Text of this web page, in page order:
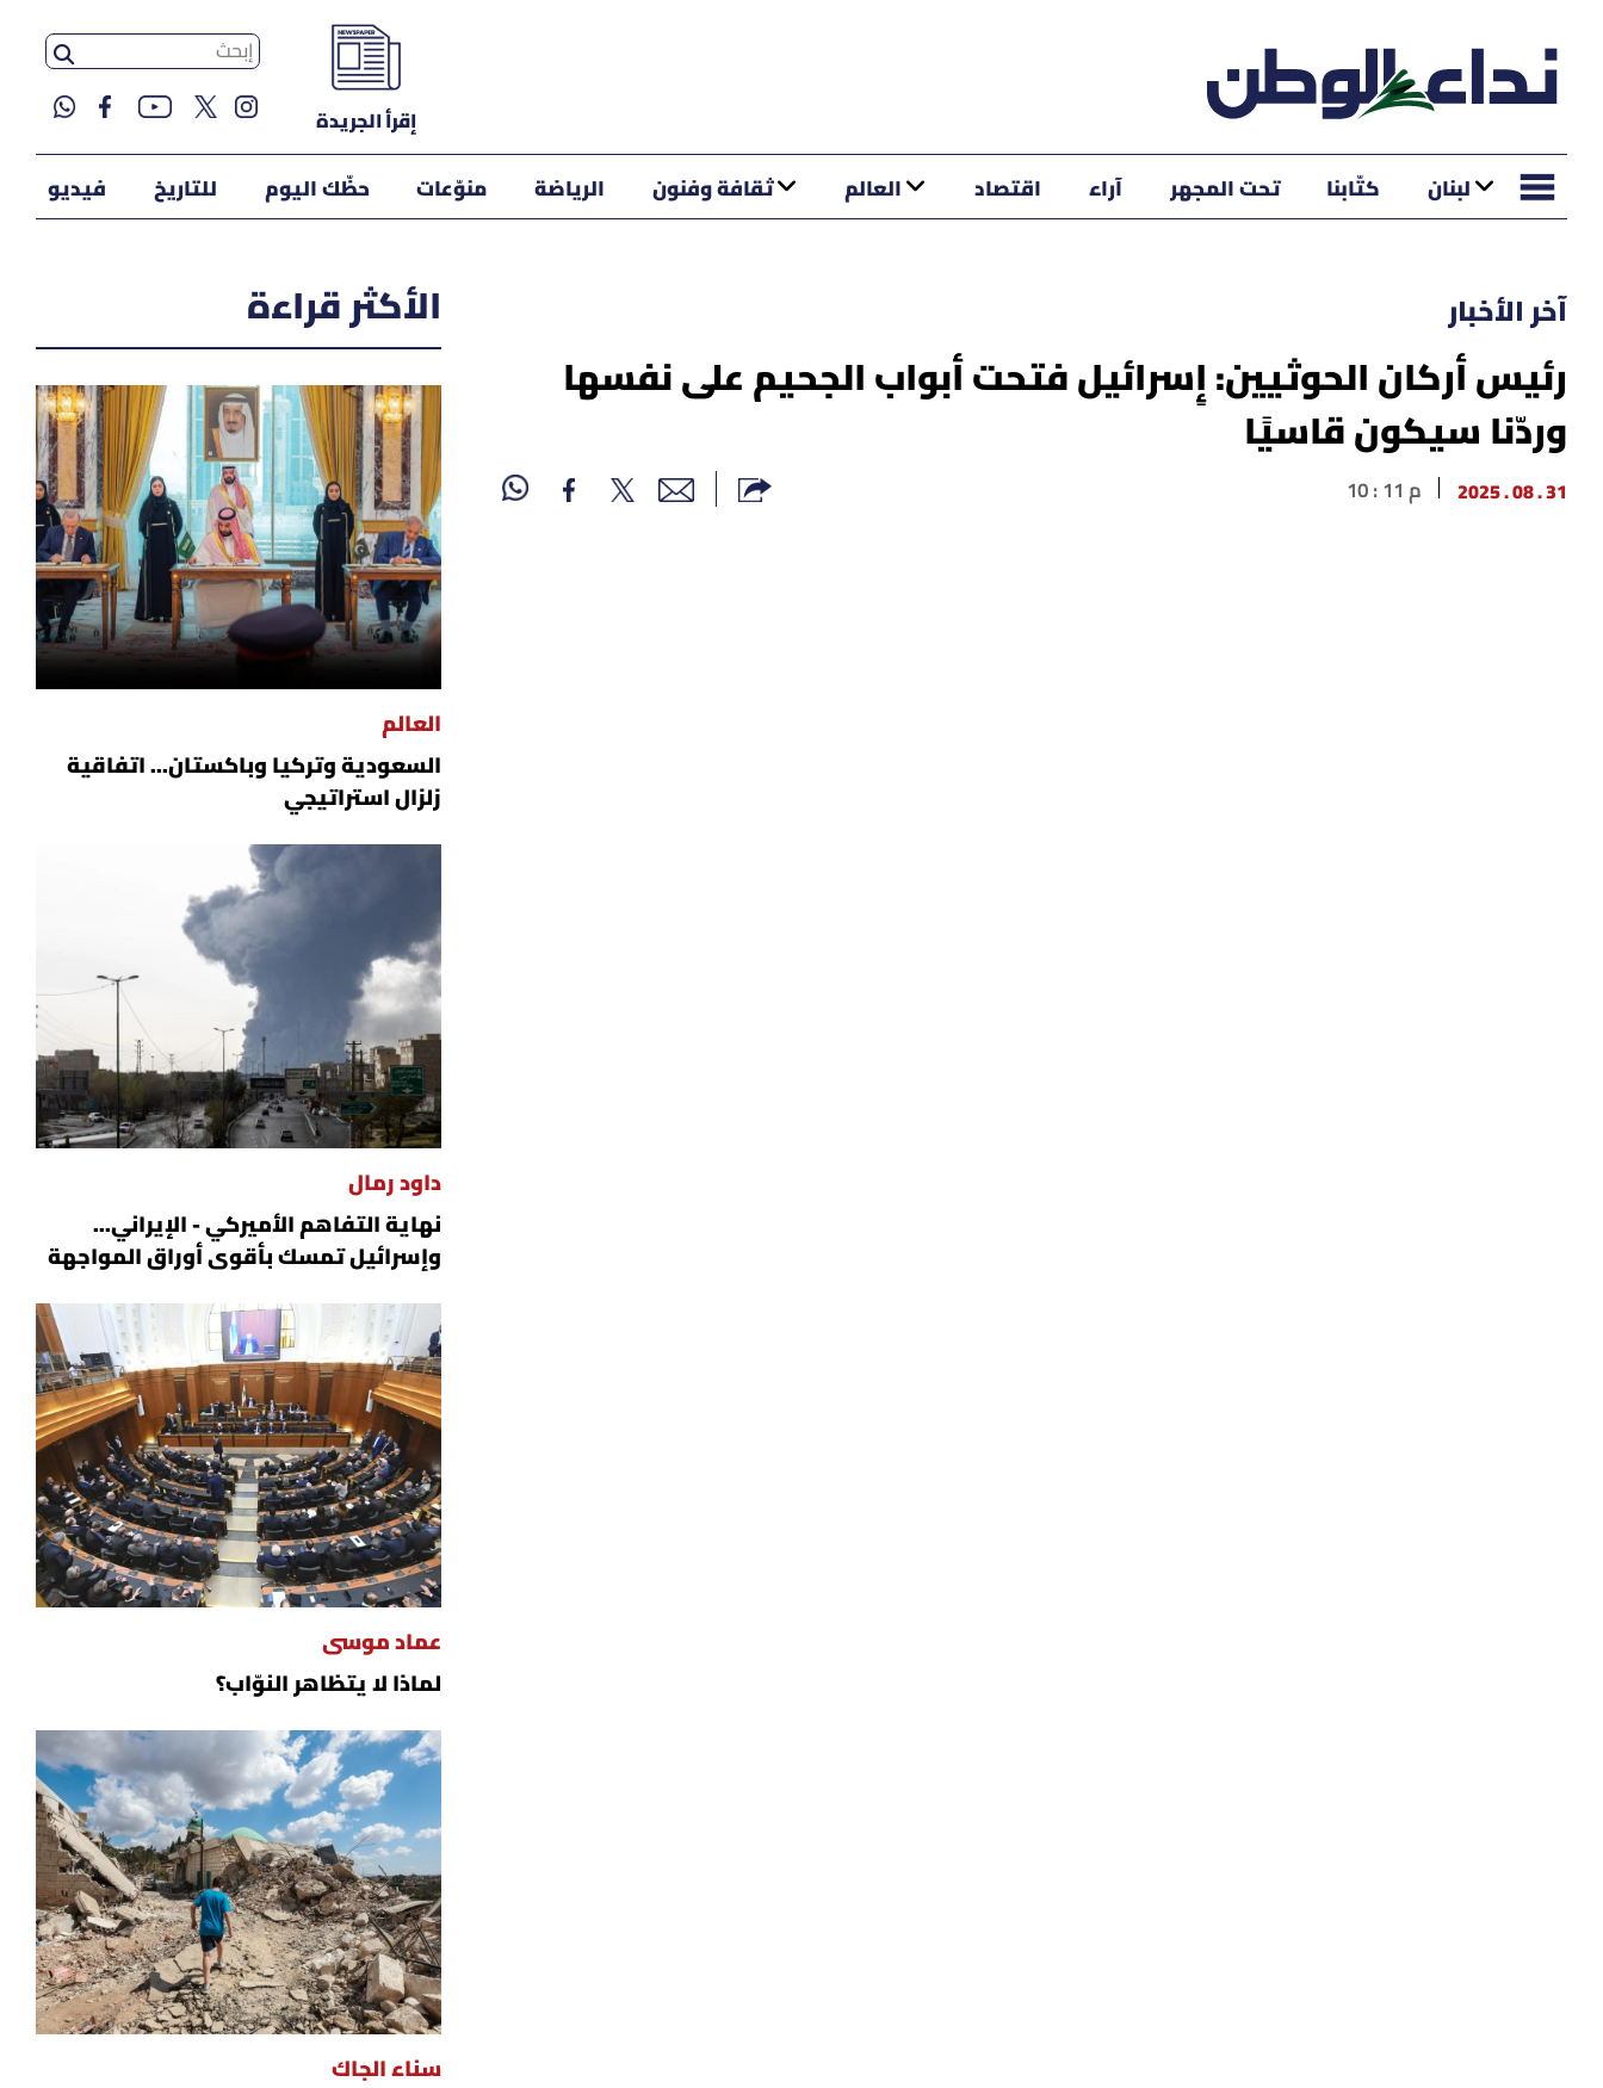
إقرأ الجريدة
لبنان كتّابنا تحت المجهر آراء اقتصاد العالم ثقافة وفنون الرياضة منوّعات حظّك اليوم للتاريخ فيديو
آخر الأخبار
رئيس أركان الحوثيين: إِسرائيل فتحت أبواب الجحيم على نفسها
وردّنا سيكون قاسيًا
31 . 08 . 2025 10 : 11 م
الأكثر قراءة
العالم
السعودية وتركيا وباكستان... اتفاقية
زلزال استراتيجي
داود رمال
نهاية التفاهم الأميركي - الإيراني...
وإسرائيل تمسك بأقوى أوراق المواجهة
عماد موسى
لماذا لا يتظاهر النوّاب؟
سناء الجاك